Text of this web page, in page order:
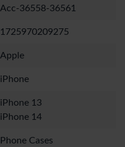
Acc-36558-36561
1725970209275
Apple
iPhone
iPhone 13
iPhone 14
Phone Cases